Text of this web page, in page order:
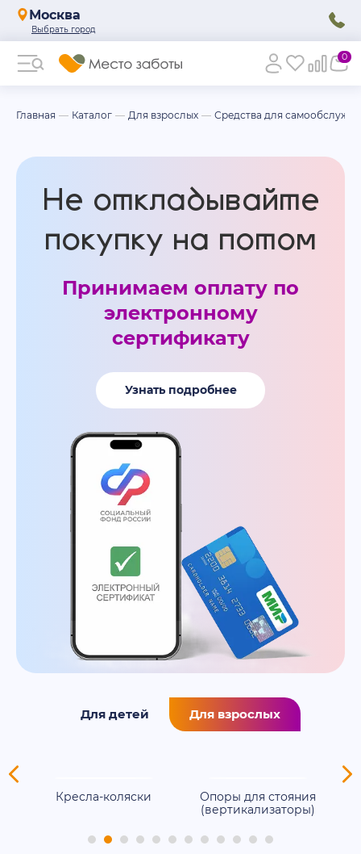
Москва
0
Главная Каталог Для взрослых Средства для
Не откладывайте
покупку на потом
Принимаем оплату по
электронному
сертификату
Узнать подробнее
Для детей Для взрослых
Кресла-коляски
Опоры для стояния
(вертикализаторы)